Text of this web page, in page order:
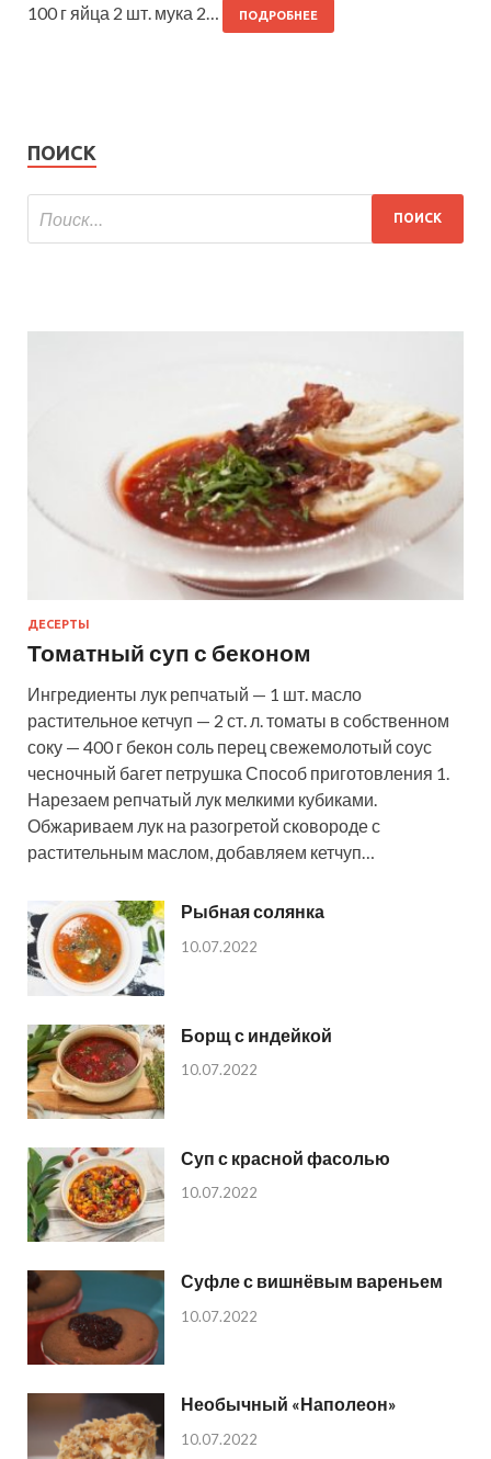
100 г яйца 2 шт. мука 2…
ПОДРОБНЕЕ
ПОИСК
ДЕСЕРТЫ
Томатный суп с беконом
Ингредиенты лук репчатый — 1 шт. масло
растительное кетчуп — 2 ст. л. томаты в собственном
соку — 400 г бекон соль перец свежемолотый соус
чесночный багет петрушка Способ приготовления 1.
Нарезаем репчатый лук мелкими кубиками.
Обжариваем лук на разогретой сковороде с
растительным маслом, добавляем кетчуп…
Рыбная солянка
10.07.2022
Борщ с индейкой
10.07.2022
Суп с красной фасолью
10.07.2022
Суфле с вишнёвым вареньем
10.07.2022
Необычный «Наполеон»
10.07.2022